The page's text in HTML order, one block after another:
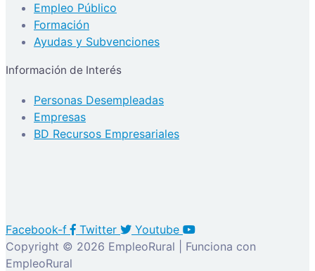
Empleo Público
Formación
Ayudas y Subvenciones
Información de Interés
Personas Desempleadas
Empresas
BD Recursos Empresariales
Facebook-f Twitter
Youtube
Copyright © 2026 EmpleoRural | Funciona con
EmpleoRural